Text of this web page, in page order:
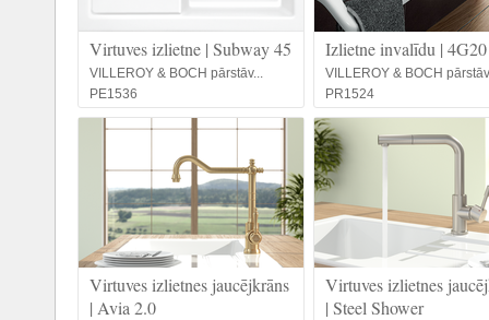
Virtuves izlietne | Subway 45
VILLEROY & BOCH pārstāv...
PE1536
Izlietne invalīdu | 4G20
VILLEROY & BOCH
PR1524
Virtuves izlietnes jaucējkrāns
| Avia 2.0
Virtuves izlietnes
| Steel Shower